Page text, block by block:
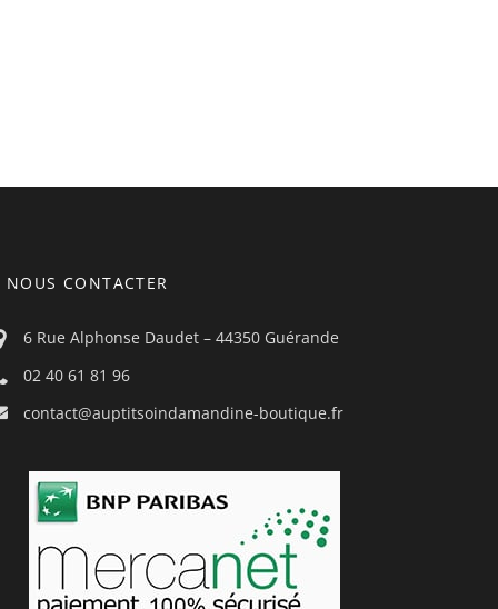
NOUS CONTACTER
6 Rue Alphonse Daudet – 44350 Guérande
02 40 61 81 96
contact@auptitsoindamandine-boutique.fr